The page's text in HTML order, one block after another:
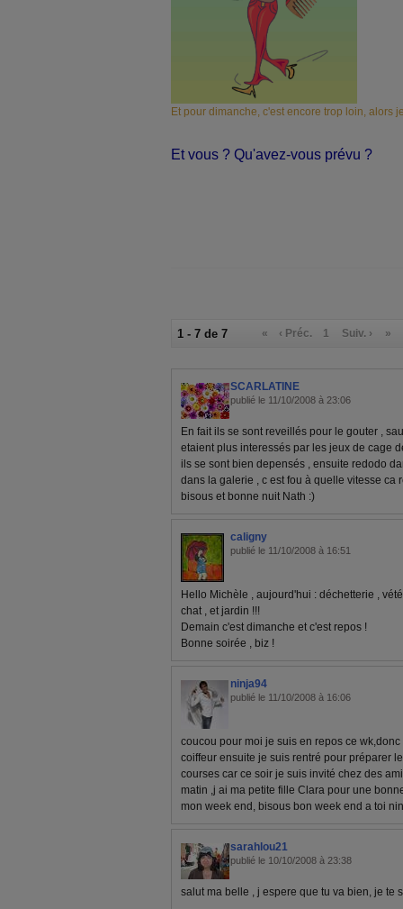
Et pour dimanche, c'est encore trop loin, alors
Et vous ? Qu'avez-vous prévu ?
1 - 7 de 7 « ‹ Préc. 1 Suiv. › »
SCARLATINE
publié le 11/10/2008 à 23:06
En fait ils se sont reveillés pour le gouter ,
etaient plus interessés par les jeux de cage
ils se sont bien depensés , ensuite redodo
dans la galerie , c est fou à quelle vitesse ca
bisous et bonne nuit Nath :)
caligny
publié le 11/10/2008 à 16:51
Hello Michèle , aujourd'hui : déchetterie ,
chat , et jardin !!!
Demain c'est dimanche et c'est repos !
Bonne soirée , biz !
ninja94
publié le 11/10/2008 à 16:06
coucou pour moi je suis en repos ce
coiffeur ensuite je suis rentré pour préparer
courses car ce soir je suis invité chez des
matin ,j ai ma petite fille Clara pour une
mon week end, bisous bon week end a toi
sarahlou21
publié le 10/10/2008 à 23:38
salut ma belle , j espere que tu va bien, je te